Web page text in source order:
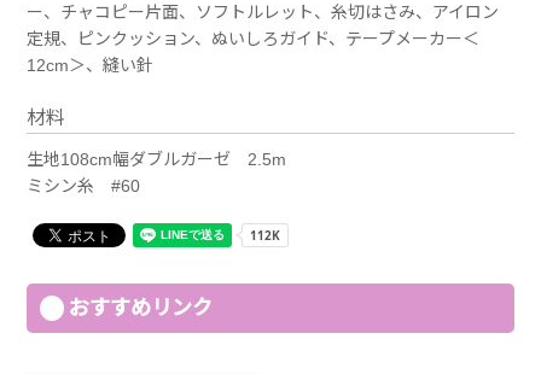
ー、チャコピー片面、ソフトルレット、糸切はさみ、アイロン
定規、ピンクッション、ぬいしろガイド、テープメーカー＜
12cm＞、縫い針
材料
生地108cm幅ダブルガーゼ 2.5m
ミシン糸 #60
おすすめリンク